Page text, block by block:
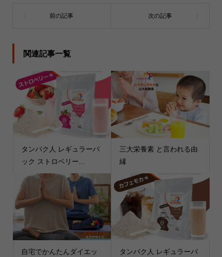
関連記事一覧
タンパク人 レギュラーパ
ック ストロベリー...
三大栄養素 と言われる由
縁
自宅でかんたんダイエッ
タンパク人 レギュラーパ